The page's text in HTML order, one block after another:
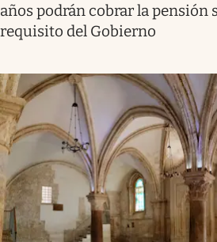
años podrán cobrar la pensión
requisito del Gobierno